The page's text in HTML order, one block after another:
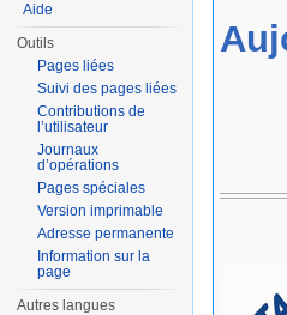
Aide
Outils
Pages liées
Suivi des pages liées
Contributions de
l’utilisateur
Journaux
d’opérations
Pages spéciales
Version imprimable
Adresse permanente
Information sur la
page
Autres langues